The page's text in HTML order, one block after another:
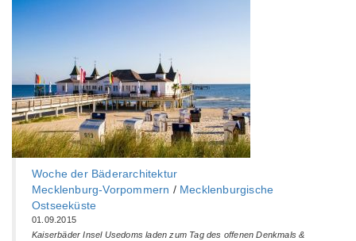
Woche der Bäderarchitektur
Mecklenburg-Vorpommern / Mecklenburgische
Ostseeküste
01.09.2015
Kaiserbäder Insel Usedoms laden zum Tag des offenen Denkmals &